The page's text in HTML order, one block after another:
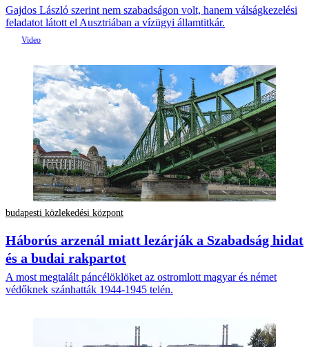
Gajdos László szerint nem szabadságon volt, hanem válságkezelési
feladatot látott el Ausztriában a vízügyi államtitkár.
budapesti közlekedési központ
Háborús arzenál miatt lezárják a Szabadság hidat
és a budai rakpartot
A most megtalált páncélöklöket az ostromlott magyar és német
védőknek szánhatták 1944-1945 telén.